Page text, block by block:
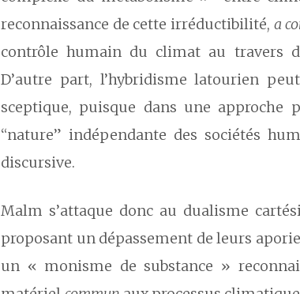
reconnaissance de cette irréductibilité, a
contrôle humain du climat au travers
D’autre part, l’hybridisme latourien
sceptique, puisque dans une approche
“nature” indépendante des sociétés
discursive.
Malm s’attaque donc au dualisme
proposant un dépassement de leurs
un « monisme de substance »